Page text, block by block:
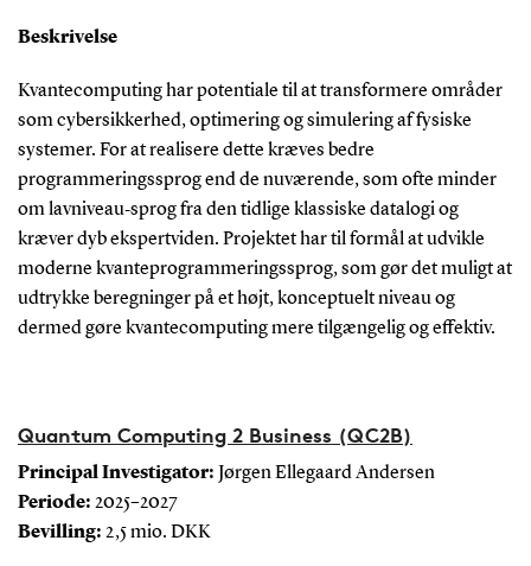
Beskrivelse
Kvantecomputing har potentiale til at transformere områder
som cybersikkerhed, optimering og simulering af fysiske
systemer. For at realisere dette kræves bedre
programmeringssprog end de nuværende, som ofte minder
om lavniveau‑sprog fra den tidlige klassiske datalogi og
kræver dyb ekspertviden. Projektet har til formål at udvikle
moderne kvanteprogrammeringssprog, som gør det muligt at
udtrykke beregninger på et højt, konceptuelt niveau og
dermed gøre kvantecomputing mere tilgængelig og effektiv.
Quantum Computing 2 Business (QC2B)
Principal Investigator: Jørgen Ellegaard Andersen
Periode: 2025–2027
Bevilling: 2,5 mio. DKK